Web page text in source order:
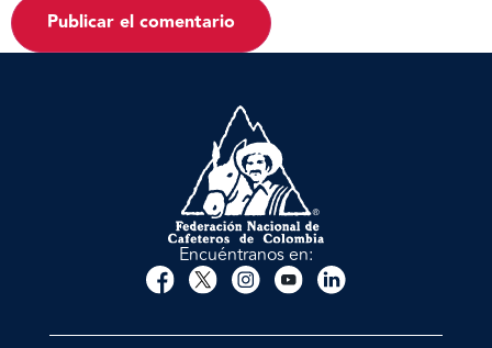
Encuéntranos en: